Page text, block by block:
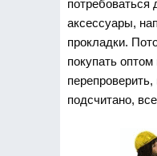
потребоваться
аксессуары,
прокладки.
покупать
подсчитано,